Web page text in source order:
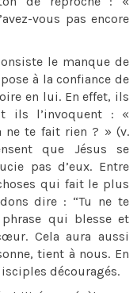
vous pas encore
le manque de
à la confiance de
en lui. En effet, ils
ils l’invoquent : «
ne te fait rien ? » (v.
que Jésus se
pas d’eux. Entre
qui fait le plus
dire : “Tu ne te
qui blesse et
Cela aura aussi
tient à nous. En
découragés.